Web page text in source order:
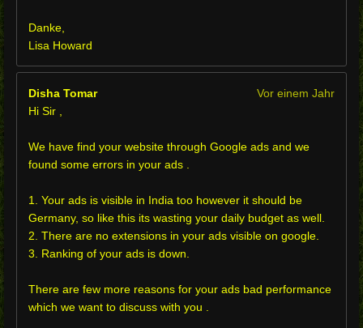
Danke,
Lisa Howard
Disha Tomar
Vor einem Jahr
Hi Sir ,
We have find your website through Google ads and we
found some errors in your ads .
1. Your ads is visible in India too however it should be
Germany, so like this its wasting your daily budget as well.
2. There are no extensions in your ads visible on google.
3. Ranking of your ads is down.
There are few more reasons for your ads bad performance
which we want to discuss with you .